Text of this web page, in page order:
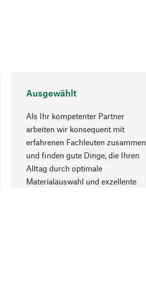
Ausgewählt
Als Ihr kompetenter Partner
arbeiten wir konsequent mit
erfahrenen Fachleuten zusammen
und finden gute Dinge, die Ihren
Alltag durch optimale
Materialauswahl und exzellente